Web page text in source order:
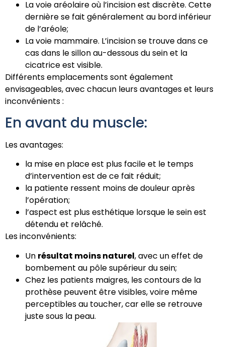
La voie aréolaire où l’incision est discrète. Cette
dernière se fait généralement au bord inférieur
de l’aréole;
La voie mammaire. L’incision se trouve dans ce
cas dans le sillon au-dessous du sein et la
cicatrice est visible.
Différents emplacements sont également
envisageables, avec chacun leurs avantages et leurs
inconvénients :
En avant du muscle:
Les avantages:
la mise en place est plus facile et le temps
d’intervention est de ce fait réduit;
la patiente ressent moins de douleur après
l’opération;
l’aspect est plus esthétique lorsque le sein est
détendu et relâché.
Les inconvénients:
Un résultat moins naturel, avec un effet de
bombement au pôle supérieur du sein;
Chez les patients maigres, les contours de la
prothèse peuvent être visibles, voire même
perceptibles au toucher, car elle se retrouve
juste sous la peau.